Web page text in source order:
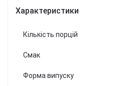
Характеристики
Кількість порцій
Смак
Форма випуску